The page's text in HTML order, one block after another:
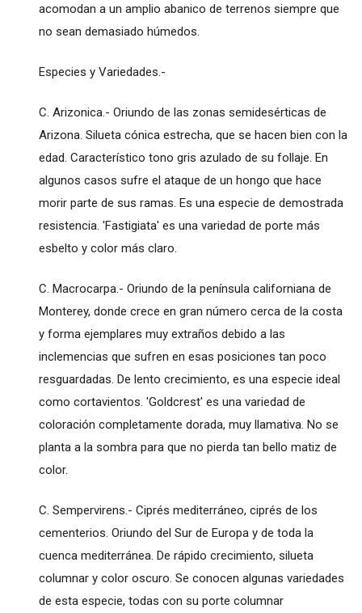
acomodan a un amplio abanico de terrenos siempre que
no sean demasiado húmedos.
Especies y Variedades.-
C. Arizonica.- Oriundo de las zonas semidesérticas de
Arizona. Silueta cónica estrecha, que se hacen bien con la
edad. Característico tono gris azulado de su follaje. En
algunos casos sufre el ataque de un hongo que hace
morir parte de sus ramas. Es una especie de demostrada
resistencia. 'Fastigiata' es una variedad de porte más
esbelto y color más claro.
C. Macrocarpa.- Oriundo de la península californiana de
Monterey, donde crece en gran número cerca de la costa
y forma ejemplares muy extraños debido a las
inclemencias que sufren en esas posiciones tan poco
resguardadas. De lento crecimiento, es una especie ideal
como cortavientos. 'Goldcrest' es una variedad de
coloración completamente dorada, muy llamativa. No se
planta a la sombra para que no pierda tan bello matiz de
color.
C. Sempervirens.- Ciprés mediterráneo, ciprés de los
cementerios. Oriundo del Sur de Europa y de toda la
cuenca mediterránea. De rápido crecimiento, silueta
columnar y color oscuro. Se conocen algunas variedades
de esta especie, todas con su porte columnar